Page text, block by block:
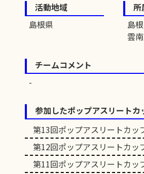
活動地域
島根県
所
島
雲
チームコメント
参加したポップアスリートカ
第13回ポップアスリートカッ
第12回ポップアスリートカッ
第11回ポップアスリートカッ